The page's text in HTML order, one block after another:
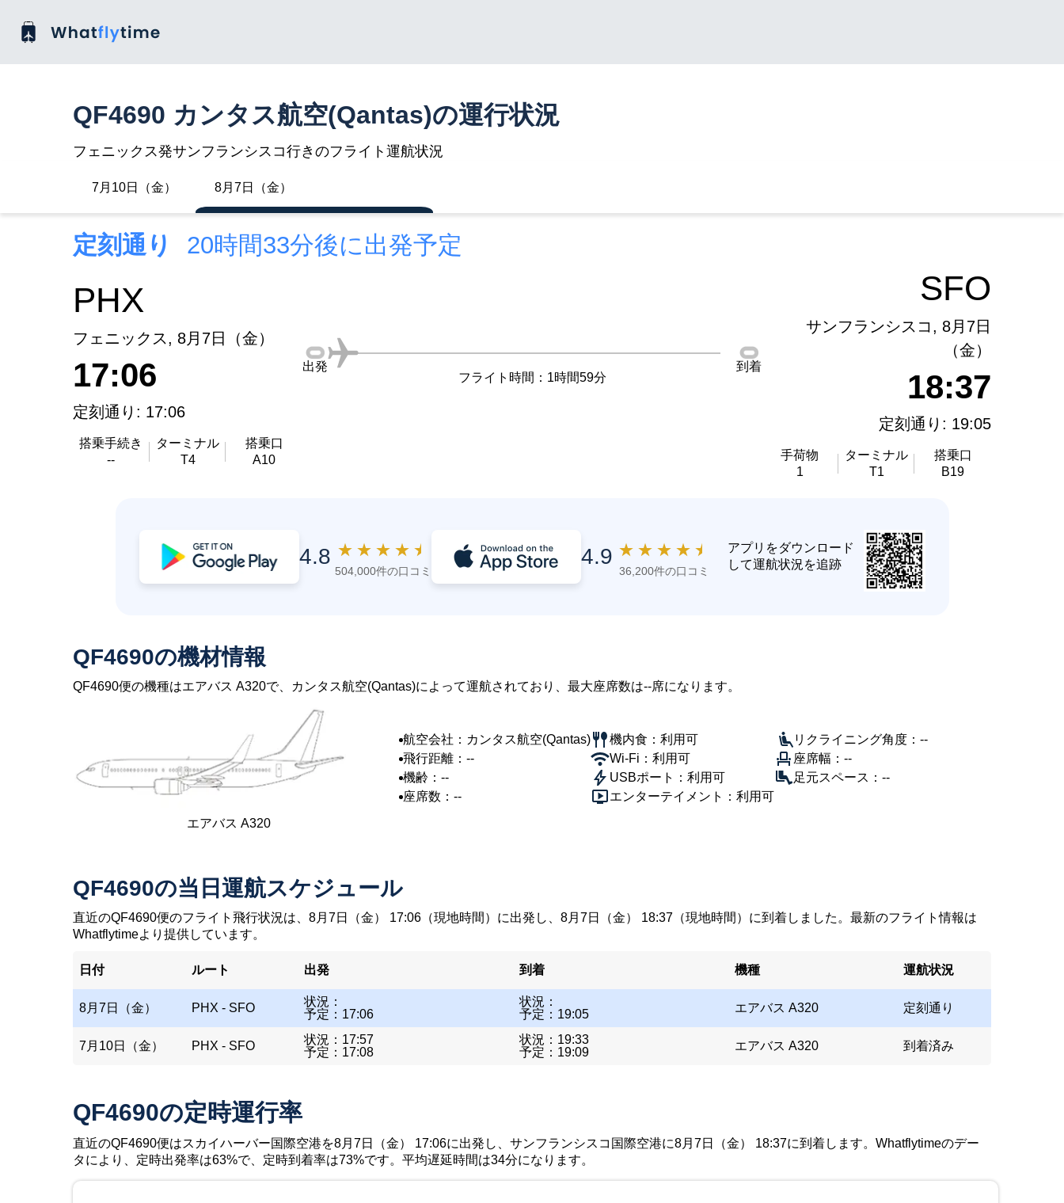
QF4690 カンタス航空(Qantas)の運行状況
フェニックス発サンフランシスコ行きのフライト運航状況
7月10日（金） 8月7日（金）
定刻通り 20時間33分後に出発予定
PHX
フェニックス, 8月7日（金）
17:06
定刻通り: 17:06
搭乗手続き
--
ターミナル
T4
搭乗口
A10
出発
フライト時間：1時間59分
到着
SFO
サンフランシスコ, 8月7日
（金）
18:37
定刻通り: 19:05
手荷物
1
ターミナル
T1
搭乗口
B19
4.8 ★ ★ ★ ★ ★
504,000件の口コミ
4.9 ★ ★ ★ ★ ★
36,200件の口コミ
アプリをダウンロード
して運航状況を追跡
QF4690の機材情報
QF4690便の機種はエアバス A320で、カンタス航空(Qantas)によって運航されており、最大座席数は--席になります。
エアバス A320
航空会社：カンタス航空(Qantas)
飛行距離：--
機齢：--
座席数：--
機内食：利用可
Wi-Fi：利用可
USBポート：利用可
エンターテイメント：利用可
リクライニング角度：--
座席幅：--
足元スペース：--
QF4690の当日運航スケジュール
直近のQF4690便のフライト飛行状況は、8月7日（金） 17:06（現地時間）に出発し、8月7日（金） 18:37（現地時間）に到着しました。最新のフライト情報は
Whatflytimeより提供しています。
日付 ルート 出発 到着 機種 運航状況
8月7日（金） PHX - SFO
状況：
予定：17:06
状況：
予定：19:05
エアバス A320 定刻通り
7月10日（金） PHX - SFO
状況：17:57
予定：17:08
状況：19:33
予定：19:09
エアバス A320 到着済み
QF4690の定時運行率
直近のQF4690便はスカイハーバー国際空港を8月7日（金） 17:06に出発し、サンフランシスコ国際空港に8月7日（金） 18:37に到着します。Whatflytimeのデー
タにより、定時出発率は63%で、定時到着率は73%です。平均遅延時間は34分になります。